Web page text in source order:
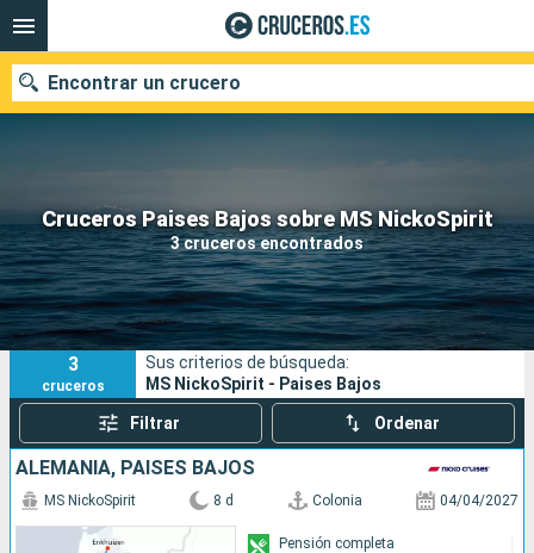
Cruceros Paises Bajos sobre MS NickoSpirit
3 cruceros encontrados
Encontrar un crucero
Nuestros destinos
Fecha de salida
Puertos Compañías
Buscar
3
cruceros
Sus criterios de búsqueda:
MS NickoSpirit - Paises Bajos
Filtrar Ordenar
ALEMANIA, PAISES BAJOS
MS NickoSpirit 8 d Colonia 04/04/2027
Pensión completa